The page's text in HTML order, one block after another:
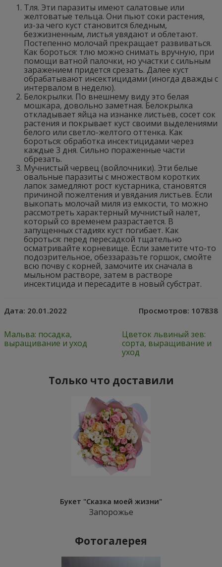
Тля. Эти паразиты имеют салатовые или
желтоватые тельца. Они пьют соки растения,
из-за чего куст становится бледным,
безжизненным, листья увядают и облетают.
Постепенно молочай прекращает развиваться.
Как бороться: тлю можно снимать вручную, при
помощи ватной палочки, но участки с сильным
заражением придется срезать. Далее куст
обрабатывают инсектицидами (иногда дважды с
интервалом в неделю).
Белокрылки. По внешнему виду это белая
мошкара, довольно заметная. Белокрылка
откладывает яйца на изнанке листьев, сосет сок
растения и покрывает куст своими выделениями
белого или светло-желтого оттенка. Как
бороться: обработка инсектицидами через
каждые 3 дня. Сильно пораженные части
обрезать.
Мучнистый червец (войлочники). Эти белые
овальные паразиты с множеством коротких
лапок замедляют рост кустарника, становятся
причиной пожелтения и увядания листьев. Если
выкопать молочай миля из емкости, то можно
рассмотреть характерный мучнистый налет,
который со временем разрастается. В
запущенных стадиях куст погибает. Как
бороться: перед пересадкой тщательно
осматривайте корневище. Если заметите что-то
подозрительное, обеззаразьте горшок, смойте
всю почву с корней, замочите их сначала в
мыльном растворе, затем в растворе
инсектицида и пересадите в новый субстрат.
Дата: 20.01.2022 Просмотров: 107838
Мальва: посадка,
выращивание и уход
Цветок львиный зев:
сорта, выращивание и
уход
Только что доставили
Букет "Сказка моей жизни"
Запорожье
Фотогалерея